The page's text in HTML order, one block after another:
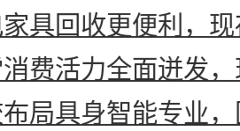
具回收更便利，
费活力全面迸发
局具身智能专业